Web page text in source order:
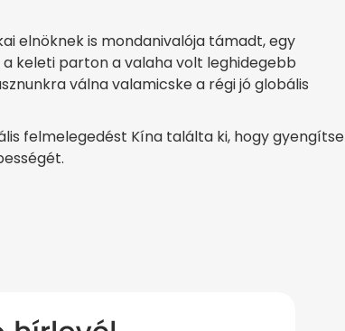
elnöknek is mondanivalója támadt, egy
keleti parton a valaha volt leghidegebb
válna valamicske a régi jó globális
felmelegedést Kína találta ki, hogy gyengítse